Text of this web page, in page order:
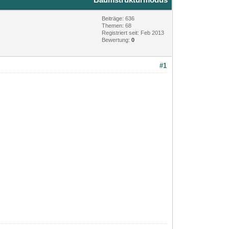
Beiträge: 636
Themen: 68
Registriert seit: Feb 2013
Bewertung:0
#1